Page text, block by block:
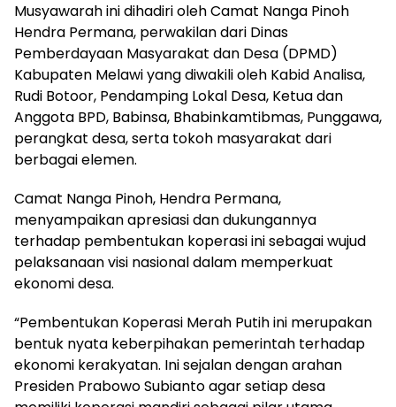
Musyawarah ini dihadiri oleh Camat Nanga Pinoh
Hendra Permana, perwakilan dari Dinas
Pemberdayaan Masyarakat dan Desa (DPMD)
Kabupaten Melawi yang diwakili oleh Kabid Analisa,
Rudi Botoor, Pendamping Lokal Desa, Ketua dan
Anggota BPD, Babinsa, Bhabinkamtibmas, Punggawa,
perangkat desa, serta tokoh masyarakat dari
berbagai elemen.
Camat Nanga Pinoh, Hendra Permana,
menyampaikan apresiasi dan dukungannya
terhadap pembentukan koperasi ini sebagai wujud
pelaksanaan visi nasional dalam memperkuat
ekonomi desa.
“Pembentukan Koperasi Merah Putih ini merupakan
bentuk nyata keberpihakan pemerintah terhadap
ekonomi kerakyatan. Ini sejalan dengan arahan
Presiden Prabowo Subianto agar setiap desa